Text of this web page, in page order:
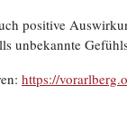
positive
unbekannte
https://